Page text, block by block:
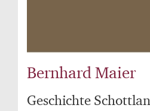
Bernhard Maier
Geschichte